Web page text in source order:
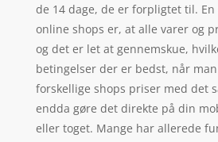
de 14 dage, de er forpligtet til.
online shops er, at alle varer og
og det er let at gennemskue,
betingelser der er bedst, når
forskellige shops priser med det
endda gøre det direkte på din
eller toget. Mange har allerede